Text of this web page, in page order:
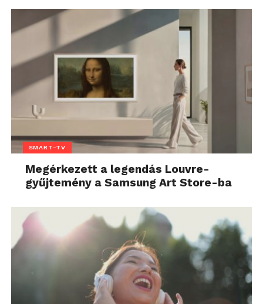
SMART-TV
Megérkezett a legendás Louvre-
gyűjtemény a Samsung Art Store-ba